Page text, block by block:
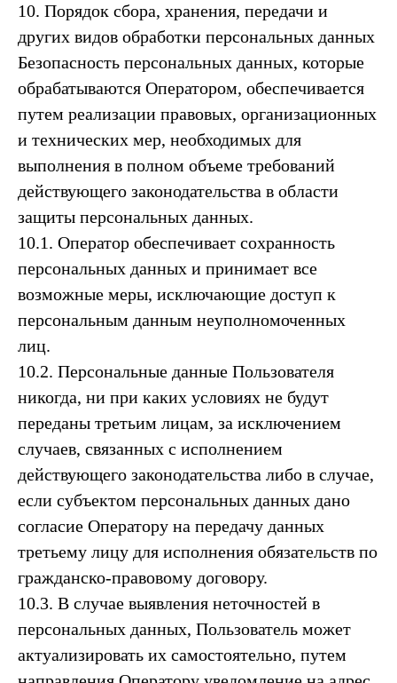
10. Порядок сбора, хранения, передачи и
других видов обработки персональных данных
Безопасность персональных данных, которые
обрабатываются Оператором, обеспечивается
путем реализации правовых, организационных
и технических мер, необходимых для
выполнения в полном объеме требований
действующего законодательства в области
защиты персональных данных.
10.1. Оператор обеспечивает сохранность
персональных данных и принимает все
возможные меры, исключающие доступ к
персональным данным неуполномоченных
лиц.
10.2. Персональные данные Пользователя
никогда, ни при каких условиях не будут
переданы третьим лицам, за исключением
случаев, связанных с исполнением
действующего законодательства либо в случае,
если субъектом персональных данных дано
согласие Оператору на передачу данных
третьему лицу для исполнения обязательств по
гражданско-правовому договору.
10.3. В случае выявления неточностей в
персональных данных, Пользователь может
актуализировать их самостоятельно, путем